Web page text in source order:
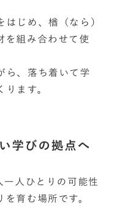
はじめ、楢（なら）
を組み合わせて使
ら、落ち着いて学
ります。
学びの拠点へ
人ひとりの可能性
育む場所です。